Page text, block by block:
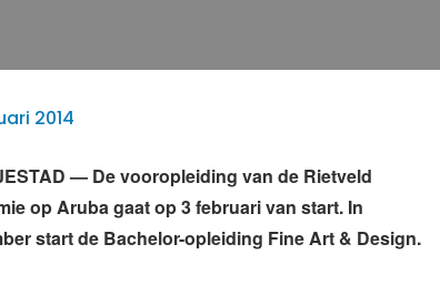
2014
— De vooropleiding van de Rietveld
op Aruba gaat op 3 februari van start. In
start de Bachelor-opleiding Fine Art & Design.